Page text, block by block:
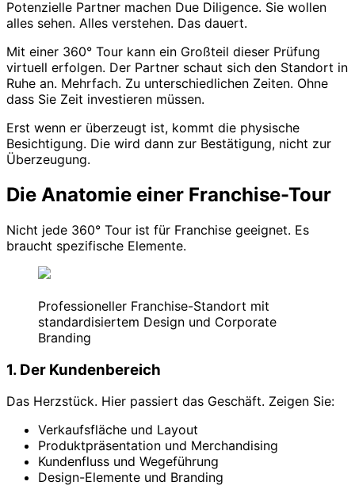
Potenzielle Partner machen Due Diligence. Sie wollen
alles sehen. Alles verstehen. Das dauert.
Mit einer 360° Tour kann ein Großteil dieser Prüfung
virtuell erfolgen. Der Partner schaut sich den Standort in
Ruhe an. Mehrfach. Zu unterschiedlichen Zeiten. Ohne
dass Sie Zeit investieren müssen.
Erst wenn er überzeugt ist, kommt die physische
Besichtigung. Die wird dann zur Bestätigung, nicht zur
Überzeugung.
Die Anatomie einer Franchise-Tour
Nicht jede 360° Tour ist für Franchise geeignet. Es
braucht spezifische Elemente.
Professioneller Franchise-Standort mit
standardisiertem Design und Corporate
Branding
1. Der Kundenbereich
Das Herzstück. Hier passiert das Geschäft. Zeigen Sie:
Verkaufsfläche und Layout
Produktpräsentation und Merchandising
Kundenfluss und Wegeführung
Design-Elemente und Branding